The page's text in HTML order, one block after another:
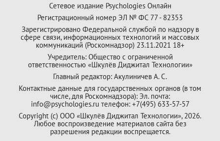
Сетевое издание Psychologies Онлайн
Регистрационный номер ЭЛ № ФС 77 - 82353
Зарегистрировано Федеральной службой по надзору в
сфере связи, информационных технологий и массовых
коммуникаций (Роскомнадзор) 23.11.2021 18+
Учредитель: Общество с ограниченной
ответственностью «Шкулёв Диджитал Технологии»
Главный редактор: Акулиничев А. С.
Контактные данные для государственных органов (в том
числе, для Роскомнадзора): Эл. почта:
info@psychologies.ru телефон: +7(495) 633-57-57
Copyright (с) ООО «Шкулёв Диджитал Технологии», 2026.
Любое воспроизведение материалов сайта без
разрешения редакции воспрещается.